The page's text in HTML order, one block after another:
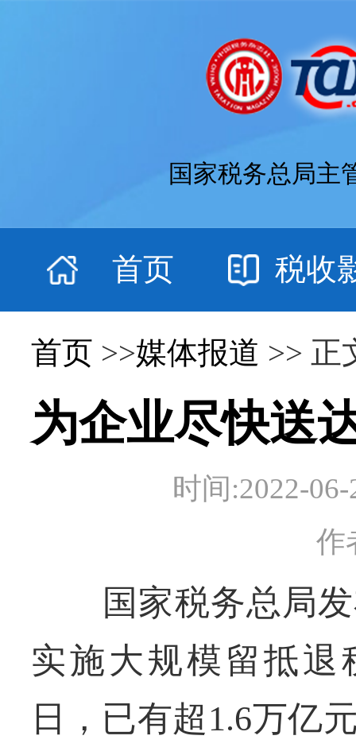
国家税务总局主
首页 税收
首页 >>媒体报道 >> 正
为企业尽快送
时间:2022-
作
国家税务总局发
实施大规模留抵退
日，已有超1.6万亿